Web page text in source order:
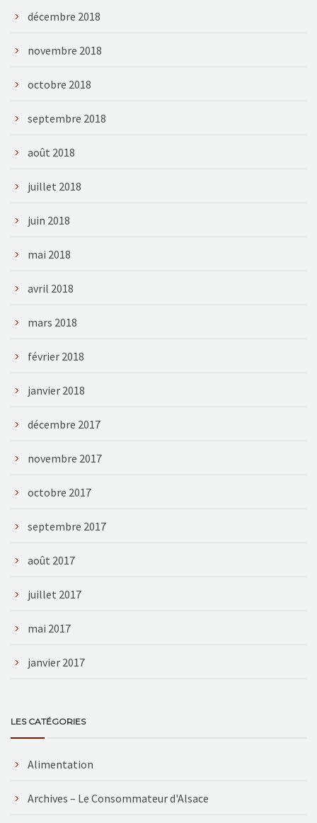
décembre 2018
novembre 2018
octobre 2018
septembre 2018
août 2018
juillet 2018
juin 2018
mai 2018
avril 2018
mars 2018
février 2018
janvier 2018
décembre 2017
novembre 2017
octobre 2017
septembre 2017
août 2017
juillet 2017
mai 2017
janvier 2017
LES CATÉGORIES
Alimentation
Archives – Le Consommateur d'Alsace